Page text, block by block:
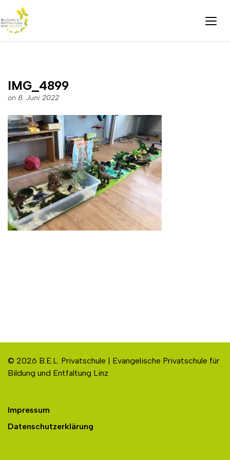
IMG_4899
on 8. Juni 2022
© 2026 B.E.L. Privatschule | Evangelische Privatschule für
Bildung und Entfaltung Linz
Impressum
Datenschutzerklärung